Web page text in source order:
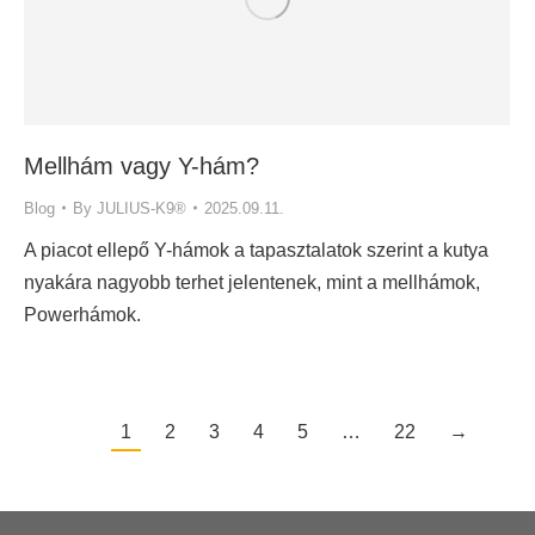
Mellhám vagy Y-hám?
Blog By JULIUS-K9® 2025.09.11.
A piacot ellepő Y-hámok a tapasztalatok szerint a kutya
nyakára nagyobb terhet jelentenek, mint a mellhámok,
Powerhámok.
1 2 3 4 5 … 22 →